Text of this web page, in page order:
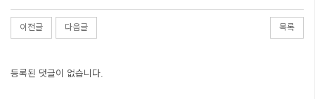
이전글 다음글 목록
등록된 댓글이 없습니다.